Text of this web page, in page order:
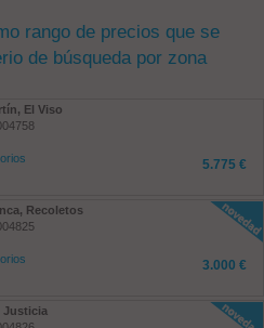
rango de precios que se
de búsqueda por zona
El Viso
5.775 €
Recoletos
3.000 €
Justicia